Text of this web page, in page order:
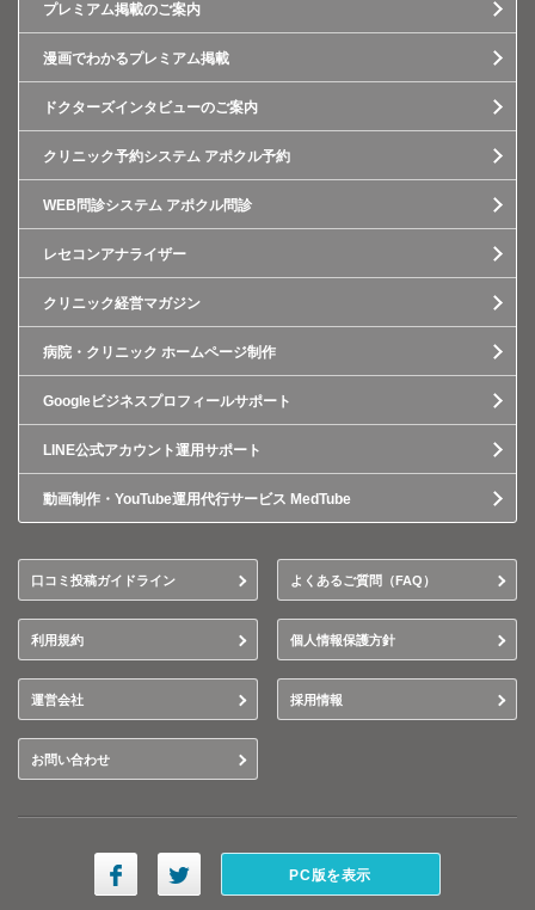
プレミアム掲載のご案内
漫画でわかるプレミアム掲載
ドクターズインタビューのご案内
クリニック予約システム アポクル予約
WEB問診システム アポクル問診
レセコンアナライザー
クリニック経営マガジン
病院・クリニック ホームページ制作
Googleビジネスプロフィールサポート
LINE公式アカウント運用サポート
動画制作・YouTube運用代行サービス MedTube
口コミ投稿ガイドライン よくあるご質問（FAQ）
利用規約 個人情報保護方針
運営会社 採用情報
お問い合わせ
PC版を表示